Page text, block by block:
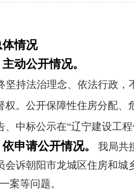
体情况
主动公开情况。
坚持法治理念、依法行政，
权。公开保障性住房分配
、中标公示在“辽宁建设工程
依申请公开情况。 我局共
会诉朝阳市龙城区住房和
案等问题。